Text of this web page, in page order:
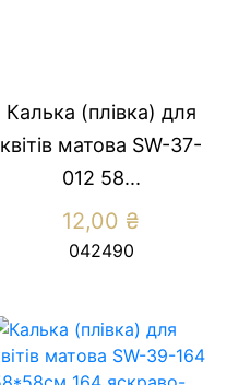
Калька (плівка) для
квітів матова SW-37-
012 58...
12,00 ₴
042490